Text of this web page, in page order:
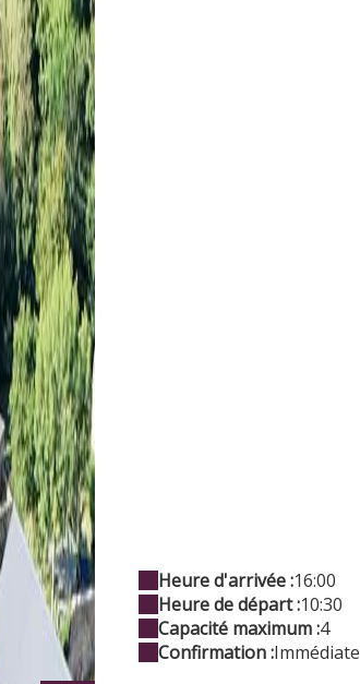
Heure d'arrivée :16:00
Heure de départ :10:30
Capacité maximum :4
Confirmation :Immédiate